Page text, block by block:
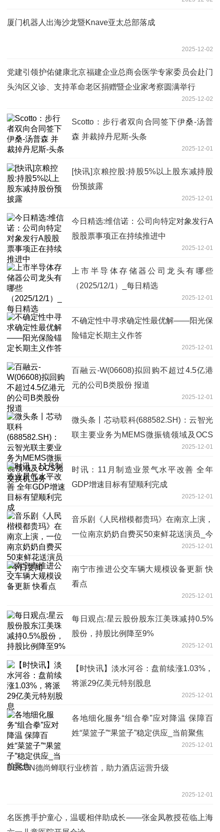
厦门机器人出海沙龙暨Knave亚太总部落成
2025-12-02
党建引领护佑健康北京福建企业总商会医学专家委员会赴门
头沟区义诊、支持革命老区捐赠暨企业家考察圆满举行
2025-12-02
Scotto：步行者双向合同签下伊桑-汤普
森 并裁掉丹尼斯-头条
2025-12-01
[快讯]京粮控股:持股5%以上股东减持股
份预披露
2025-12-01
今日精选:维信诺：公司向特定对象发行A
股股票事项正在持续推进中
2025-12-01
上市半导体存储器公司龙头有哪些
（2025/12/1）_每日精选
2025-12-01
不确定性中寻求确定性最优解——阳光保
险锚定长期主义作答
2025-12-01
百融云-W(06608)拟回购不超过4.5亿港
元的公司B类股份 报道
2025-12-01
微头条丨芯动联科(688582.SH)：云智光
联主要业务为MEMS微振镜领域及OCS
2025-12-01
时讯：11月制造业景气水平改善 全年
GDP增速目标有望顺利完成
2025-12-01
音乐剧《人民楷模都贵玛》在南京上演，
一位南京奶奶自费买50束鲜花送演员_今
2025-12-01
南宁市推进公交车辆大规模设备更新 快
看点
2025-12-01
每日观点:星云股份股东江美珠减持0.5%
股份，持股比例降至9%
2025-12-01
【时快讯】淡水河谷：盘前续涨1.03%，
将派29亿美元特别股息
2025-12-01
各地细化服务“组合拳”应对降温 保障百
姓“菜篮子”“果篮子”稳定供应_当前聚焦
2025-12-01
DESON德尚蝉联行业榜首，助力酒店运营升级
2025-12-01
名医携手护童心，温暖相伴助成长——张金凤教授莅临上海